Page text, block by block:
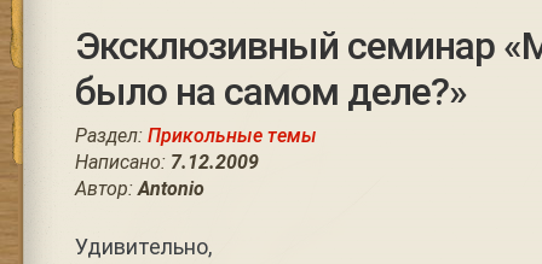
Эксклюзивный семинар
было на самом деле?»
Раздел: Прикольные темы
Написано: 7.12.2009
Автор: Antonio
Удивительно,